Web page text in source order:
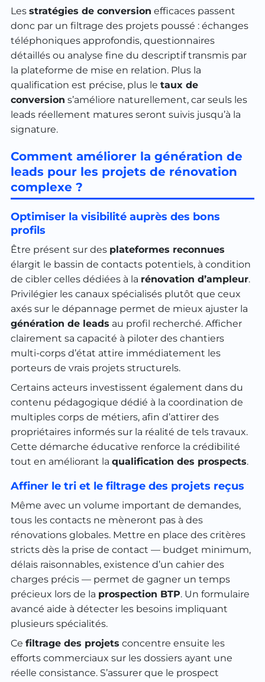
Les stratégies de conversion efficaces passent
donc par un filtrage des projets poussé : échanges
téléphoniques approfondis, questionnaires
détaillés ou analyse fine du descriptif transmis par
la plateforme de mise en relation. Plus la
qualification est précise, plus le taux de
conversion s’améliore naturellement, car seuls les
leads réellement matures seront suivis jusqu’à la
signature.
Comment améliorer la génération de
leads pour les projets de rénovation
complexe ?
Optimiser la visibilité auprès des bons
profils
Être présent sur des plateformes reconnues
élargit le bassin de contacts potentiels, à condition
de cibler celles dédiées à la rénovation d’ampleur.
Privilégier les canaux spécialisés plutôt que ceux
axés sur le dépannage permet de mieux ajuster la
génération de leads au profil recherché. Afficher
clairement sa capacité à piloter des chantiers
multi-corps d’état attire immédiatement les
porteurs de vrais projets structurels.
Certains acteurs investissent également dans du
contenu pédagogique dédié à la coordination de
multiples corps de métiers, afin d’attirer des
propriétaires informés sur la réalité de tels travaux.
Cette démarche éducative renforce la crédibilité
tout en améliorant la qualification des prospects.
Affiner le tri et le filtrage des projets reçus
Même avec un volume important de demandes,
tous les contacts ne mèneront pas à des
rénovations globales. Mettre en place des critères
stricts dès la prise de contact — budget minimum,
délais raisonnables, existence d’un cahier des
charges précis — permet de gagner un temps
précieux lors de la prospection BTP. Un formulaire
avancé aide à détecter les besoins impliquant
plusieurs spécialités.
Ce filtrage des projets concentre ensuite les
efforts commerciaux sur les dossiers ayant une
réelle consistance. S’assurer que le prospect